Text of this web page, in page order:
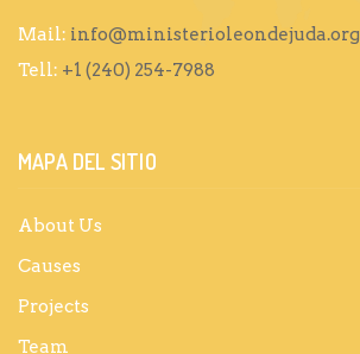
Mail: info@ministerioleondejuda.org
Tell: +1 (240) 254-7988
MAPA DEL SITIO
About Us
Causes
Projects
Team